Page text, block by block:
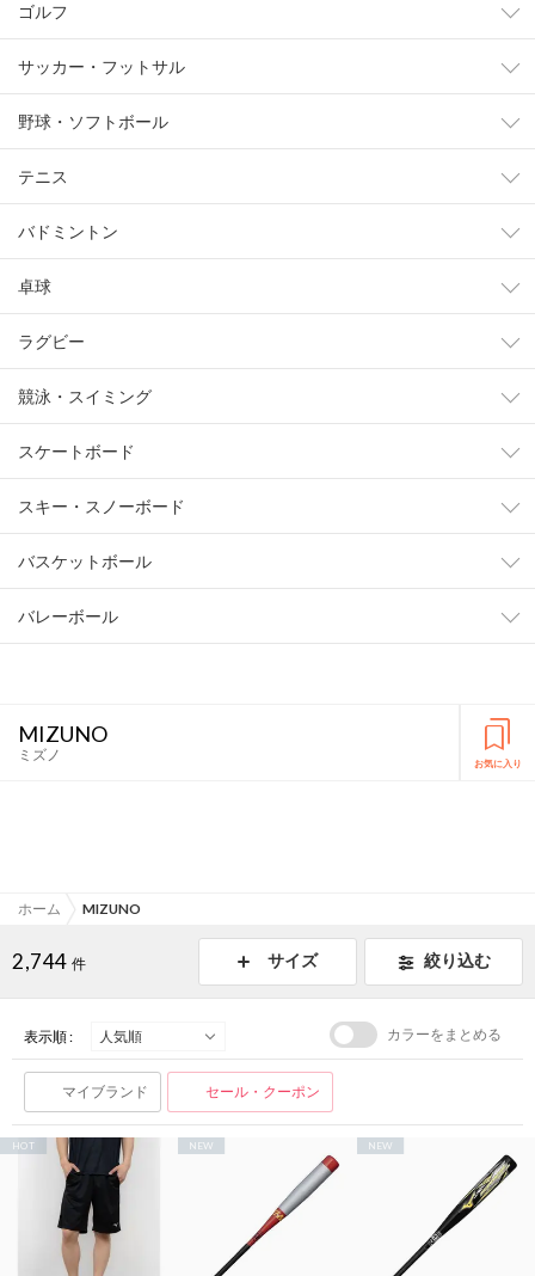
ゴルフ
サッカー・フットサル
野球・ソフトボール
テニス
バドミントン
卓球
ラグビー
競泳・スイミング
スケートボード
スキー・スノーボード
バスケットボール
バレーボール
MIZUNO
ミズノ お気に入り
ホーム MIZUNO
2,744 件 サイズ 絞り込む
表示順 : カラーをまとめる
マイブランド セール・クーポン
HOT NEW NEW